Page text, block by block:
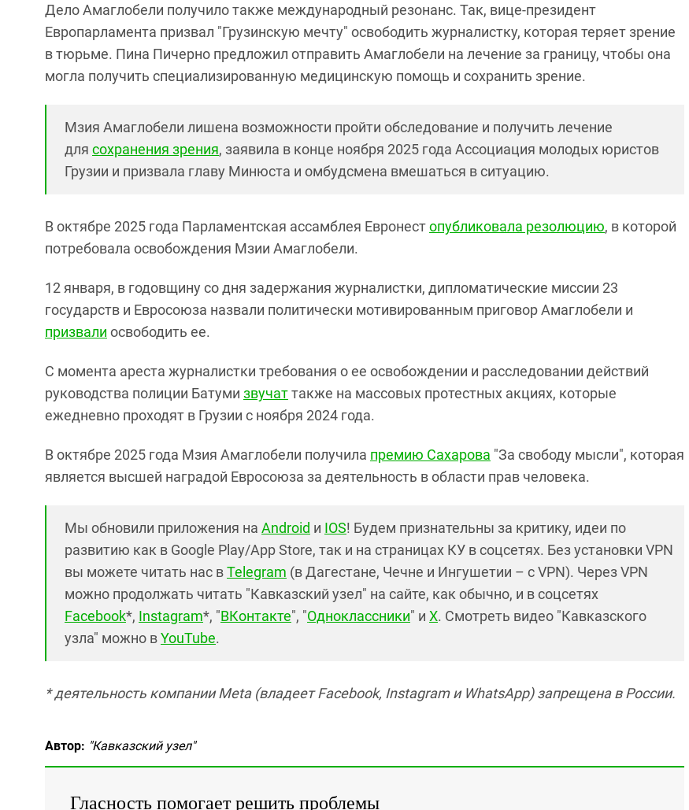
Дело Амаглобели получило также международный резонанс. Так, вице-президент
Европарламента призвал "Грузинскую мечту" освободить журналистку, которая теряет зрение
в тюрьме. Пина Пичерно предложил отправить Амаглобели на лечение за границу, чтобы она
могла получить специализированную медицинскую помощь и сохранить зрение.
Мзия Амаглобели лишена возможности пройти обследование и получить лечение
для сохранения зрения, заявила в конце ноября 2025 года Ассоциация молодых юристов
Грузии и призвала главу Минюста и омбудсмена вмешаться в ситуацию.
В октябре 2025 года Парламентская ассамблея Евронестопубликовала резолюцию, в которой
потребовала освобождения Мзии Амаглобели.
12 января, в годовщину со дня задержания журналистки, дипломатические миссии 23
государств и Евросоюза назвали политически мотивированным приговор Амаглобели и
призвали освободить ее.
С момента ареста журналистки требования о ее освобождении и расследовании действий
руководства полиции Батуми звучаттакже на массовых протестных акциях, которые
ежедневно проходят в Грузии с ноября 2024 года.
В октябре 2025 года Мзия Амаглобели получила премию Сахарова "За свободу мысли", которая
является высшей наградой Евросоюза за деятельность в области прав человека.
Мы обновили приложения на Android и IOS! Будем признательны за критику, идеи по
развитию как в Google Play/App Store, так и на страницах КУ в соцсетях. Без установки VPN
вы можете читать нас вTelegram (в Дагестане, Чечне и Ингушетии – с VPN). Через VPN
можно продолжать читать "Кавказский узел" на сайте, как обычно, и в соцсетях
Facebook*, Instagram*, "ВКонтакте", "Одноклассники" и X. Смотреть видео "Кавказского
узла" можно вYouTube.
* деятельность компании Meta (владеет Facebook, Instagram и WhatsApp) запрещена в России.
Автор: "Кавказский узел"
Гласность помогает решить проблемы